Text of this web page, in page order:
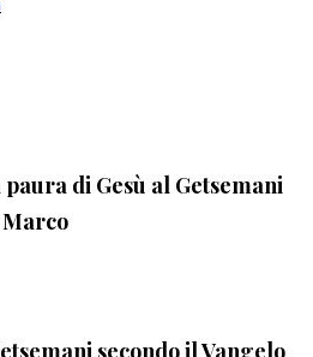
di Gesù al Getsemani
secondo il Vangelo